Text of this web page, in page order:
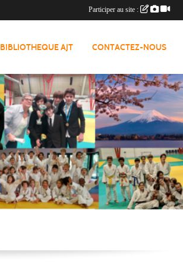
BIBLIOTHEQUE AJT CONTACTEZ-NOUS
Participer au site :